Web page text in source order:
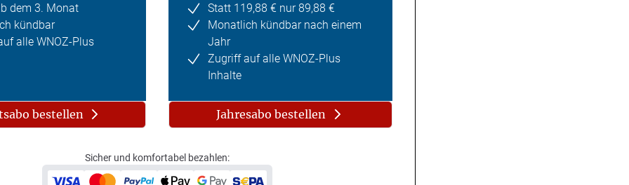
dem 3. Monat
kündbar
alle WNOZ-Plus
bestellen
Statt 119,88 € nur 89,88 €
Monatlich kündbar nach einem
Jahr
Zugriff auf alle WNOZ-Plus
Inhalte
Jahresabo bestellen
Sicher und komfortabel bezahlen: